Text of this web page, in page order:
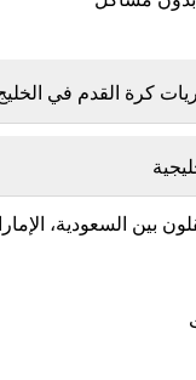
بين السعودية،